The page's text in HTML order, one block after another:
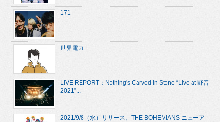
171
世界電力
LIVE REPORT：Nothing's Carved In Stone “Live at 野音
2021”...
2021/9/8（水）リリース、THE BOHEMIANS ニューア